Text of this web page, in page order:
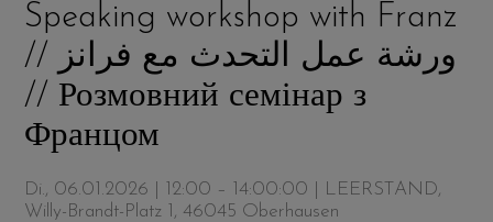
Speaking workshop with Franz
// ورشة عمل التحدث مع فرانز
// Розмовний семінар з
Францом
Di., 06.01.2026 | 12:00 – 14:00:00 | LEERSTAND,
Willy-Brandt-Platz 1, 46045 Oberhausen